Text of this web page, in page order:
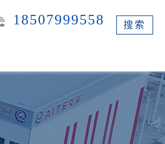
18507999558 搜索